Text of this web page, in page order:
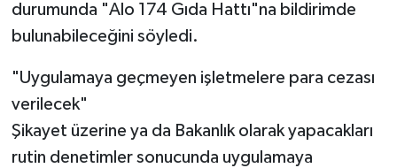
durumunda "Alo 174 Gıda Hattı"na bildirimde
bulunabileceğini söyledi.
"Uygulamaya geçmeyen işletmelere para cezası
verilecek"
Şikayet üzerine ya da Bakanlık olarak yapacakları
rutin denetimler sonucunda uygulamaya